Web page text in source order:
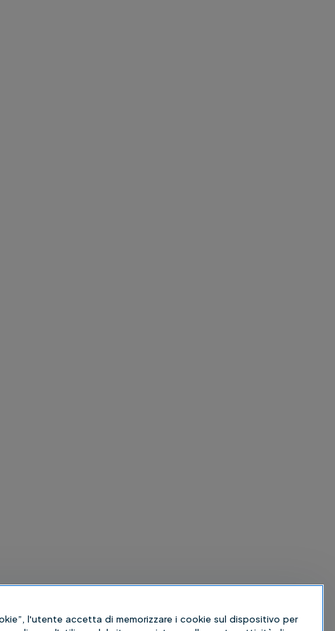
l'utente accetta di memorizzare i cookie sul dispositivo per